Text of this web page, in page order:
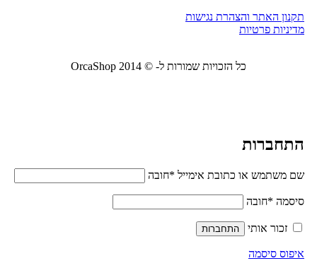
תקנון האתר והצהרת נגישות
מדיניות פרטיות
כל הזכויות שמורות ל- © 2014 OrcaShop
התחברות
שם משתמש או כתובת אימייל *חובה
סיסמה *חובה
זכור אותי התחברות
איפוס סיסמה